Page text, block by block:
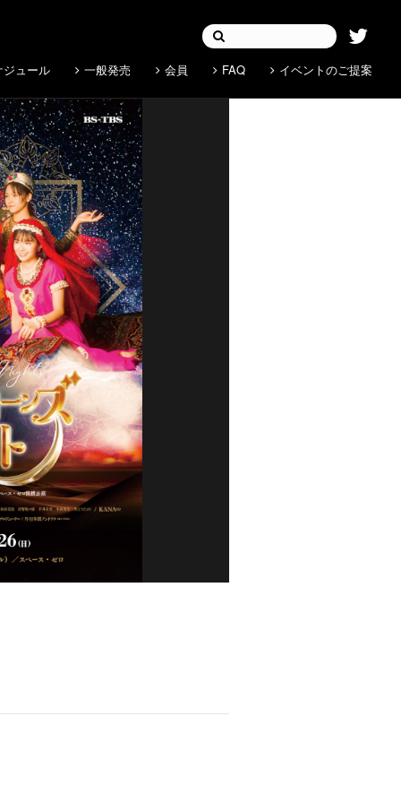
ジュール 一般発売 会員 FAQ イベントのご提案